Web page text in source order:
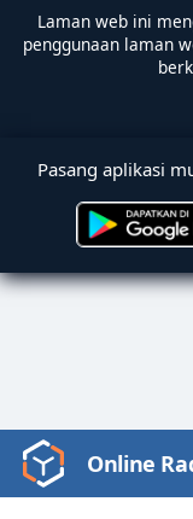
Laman web ini
penggunaan laman
Pasang aplikasi
Video
Player
Online